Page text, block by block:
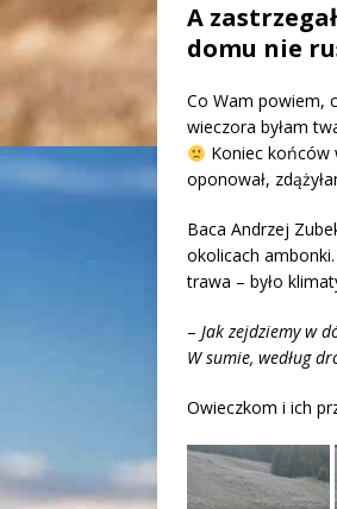
A
domu nie
Co Wam powiem,
wieczora byłam
Koniec końców
oponował,
Baca Andrzej
okolicach
trawa – było
– Jak zejdziemy w
W sumie, według
Owieczkom i ich